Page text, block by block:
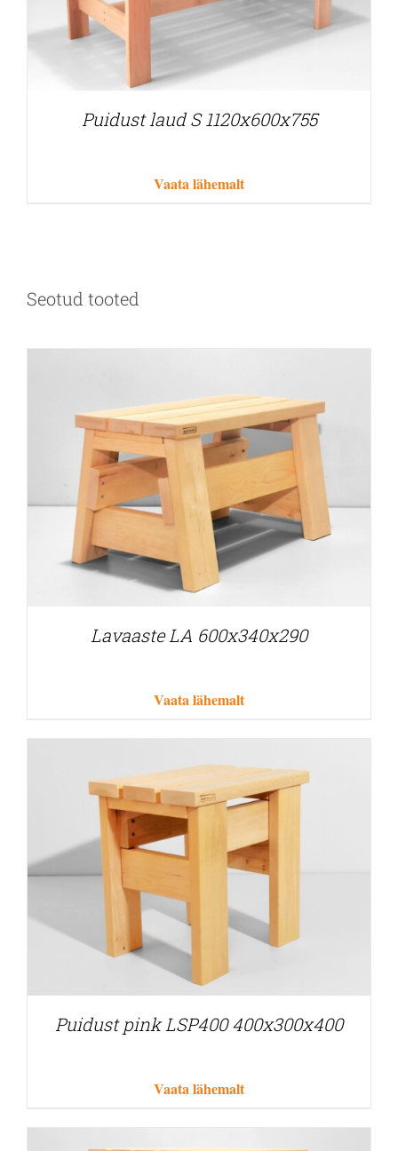
Puidust laud S 1120x600x755
Vaata lähemalt
Seotud tooted
Lavaaste LA 600x340x290
Vaata lähemalt
Puidust pink LSP400 400x300x400
Vaata lähemalt